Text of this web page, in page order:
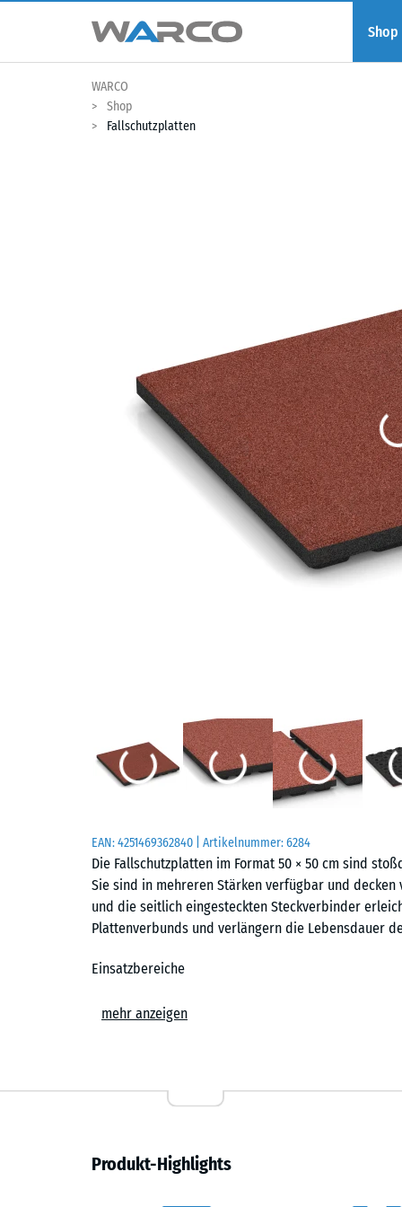
Shop
WARCO
Shop
Fallschutzplatten
EAN:4251469362840 | Artikelnummer:6284
Die Fallschutzplatten im Format 50 × 50 cm sind
Sie sind in mehreren Stärken verfügbar und decken
und die seitlich eingesteckten Steckverbinder
Plattenverbunds und verlängern die Lebensdauer
Einsatzbereiche
Fallschutzplatten werden überall dort eingesetzt,
Die Fallschutzplatten bestehen aus PU-gebundenem
Granulat aus recycelten Fahrzeugreifen. Der PU-
mehr anzeigen
Produkt-Highlights